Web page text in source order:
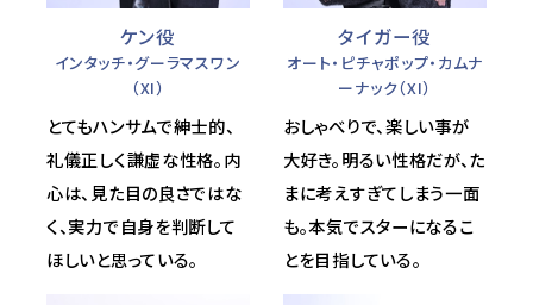
ケン役
インタッチ・グーラマスワン
（XI）
とてもハンサムで紳士的、
礼儀正しく謙虚な性格。内
心は、見た目の良さではな
く、実力で自身を判断して
ほしいと思っている。
タイガー役
オート・ピチャポップ・カムナ
ーナック（XI）
おしゃべりで、楽しい事が
大好き。明るい性格だが、た
まに考えすぎてしまう一面
も。本気でスターになるこ
とを目指している。